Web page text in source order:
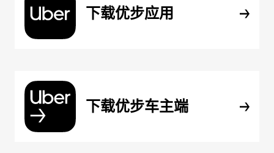
下载优步应用
下载优步车主端